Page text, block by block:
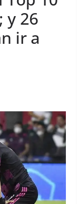
y 26
ir a